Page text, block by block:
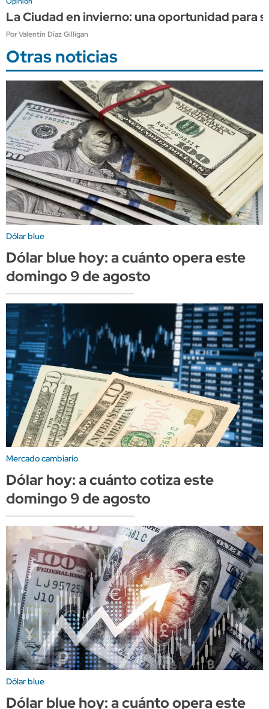
La Ciudad en invierno: una oportunidad para
Por Valentín Díaz Gilligan
Otras noticias
Dólar blue
Dólar blue hoy: a cuánto opera este
domingo 9 de agosto
Mercado cambiario
Dólar hoy: a cuánto cotiza este
domingo 9 de agosto
Dólar blue
Dólar blue hoy: a cuánto opera este